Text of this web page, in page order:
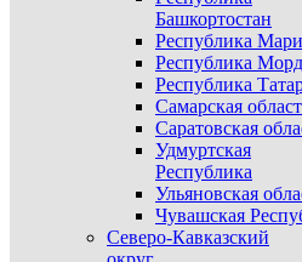
Башкортостан
Республика
Республика
Республика
Самарская
Саратовская
Удмуртская
Республика
Ульяновская
Чувашская
Северо-Кавказский